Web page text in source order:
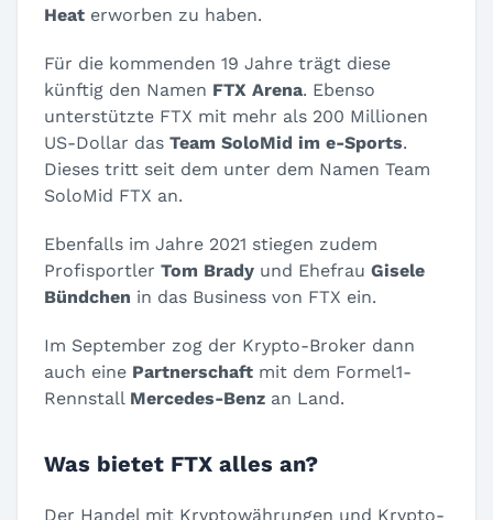
Heat erworben zu haben.
Für die kommenden 19 Jahre trägt diese
künftig den Namen FTX Arena. Ebenso
unterstützte FTX mit mehr als 200 Millionen
US-Dollar das Team SoloMid im e-Sports.
Dieses tritt seit dem unter dem Namen Team
SoloMid FTX an.
Ebenfalls im Jahre 2021 stiegen zudem
Profisportler Tom Brady und Ehefrau Gisele
Bündchen in das Business von FTX ein.
Im September zog der Krypto-Broker dann
auch eine Partnerschaft mit dem Formel1-
Rennstall Mercedes-Benz an Land.
Was bietet FTX alles an?
Der Handel mit Kryptowährungen und Krypto-